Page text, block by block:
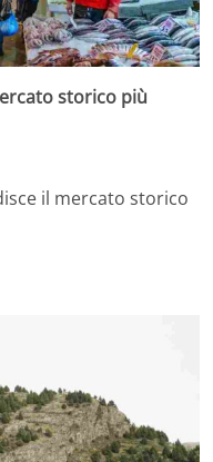
storico più
il mercato storico